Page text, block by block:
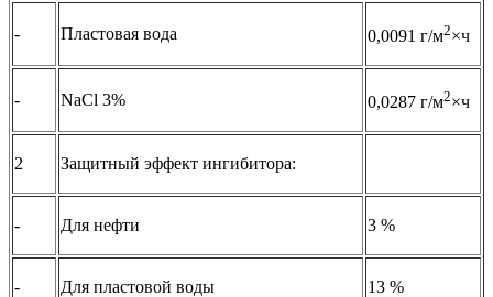
- Пластовая вода 0,0091 г/м2×ч
- NaCl 3% 0,0287 г/м2×ч
2 Защитный эффект ингибитора:
- Для нефти 3 %
- Для пластовой воды 13 %